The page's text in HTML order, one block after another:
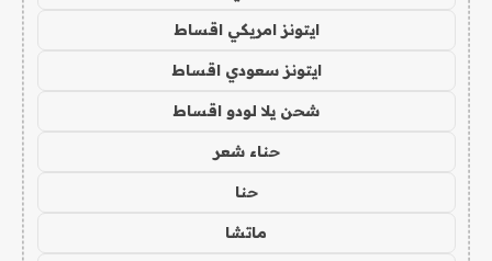
ايتونز امريكي اقساط
ايتونز سعودي اقساط
شحن يلا لودو اقساط
حناء شعر
حنا
ماتشا